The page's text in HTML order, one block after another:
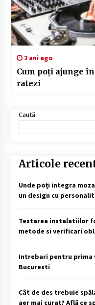
2 ani ago
Cum poți ajunge
ratezi
Caută
Articole
Unde poți integra
un design cu
Testarea instalatiilor
metode si verificari
Intrebari pentru prima
Bucuresti
Cât de des trebuie
aer mai curat? Află ce